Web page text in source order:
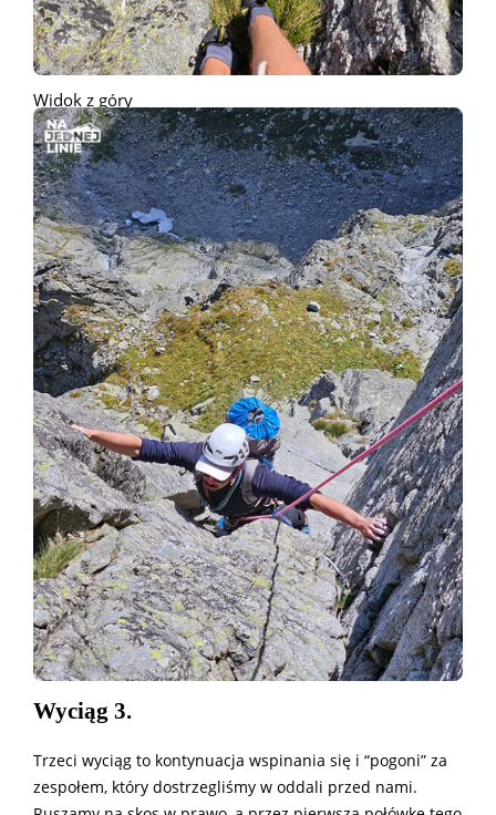
Widok z góry
Wyciąg 3.
Trzeci wyciąg to kontynuacja wspinania się i “pogoni” za
zespołem, który dostrzegliśmy w oddali przed nami.